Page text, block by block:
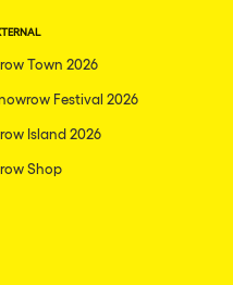
Town 2026
Festival 2026
Island 2026
Shop